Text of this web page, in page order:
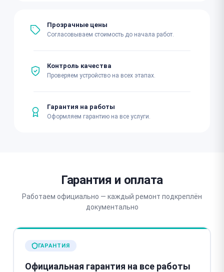
Прозрачные цены
Согласовываем стоимость до начала работ.
Контроль качества
Проверяем устройство на всех этапах.
Гарантия на работы
Оформляем гарантию на все услуги.
Гарантия и оплата
Работаем официально — каждый ремонт подкреплён
документально
ГАРАНТИЯ
Официальная гарантия на все работы